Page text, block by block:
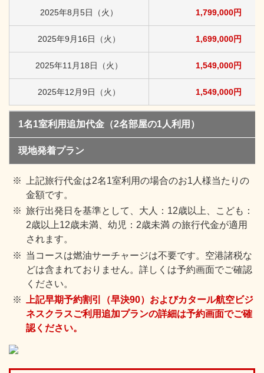
2025年8月5日（火） 1,799,000円
2025年9月16日（火） 1,699,000円
2025年11月18日（火） 1,549,000円
2025年12月9日（火） 1,549,000円
1名1室利用追加代金（2名部屋の1人利用）
現地発着プラン
上記旅行代金は2名1室利用の場合のお1人様当たりの
金額です。
旅行出発日を基準として、大人：12歳以上、こども：
2歳以上12歳未満、幼児：2歳未満 の旅行代金が適用
されます。
当コースは燃油サーチャージは不要です。空港諸税な
どは含まれておりません。詳しくは予約画面でご確認
ください。
上記早期予約割引（早決90）およびカタール航空ビジ
ネスクラスご利用追加プランの詳細は予約画面でご確
認ください。